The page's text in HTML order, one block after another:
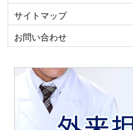
サイトマップ
お問い合わせ